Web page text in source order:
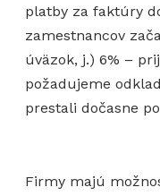
platby za faktúry
zamestnancov
úväzok, j.) 6% –
požadujeme
prestali dočasne
Firmy majú